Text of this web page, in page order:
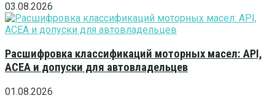
03.08.2026
Расшифровка классификаций моторных масел: API,
ACEA и допуски для автовладельцев
01.08.2026